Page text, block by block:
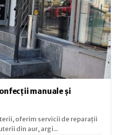
manuale și
oferim servicii de reparații
din aur, argi...